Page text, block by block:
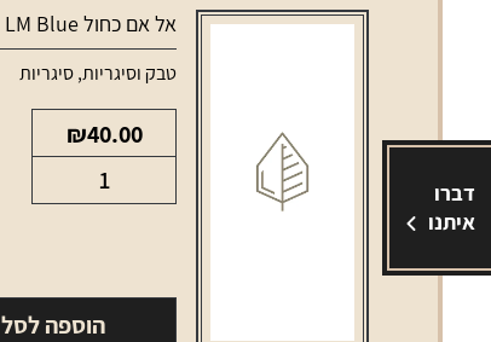
דברו
איתנו
אל אם כחול LM Blue
טבק וסיגריות,סיגריות
₪40.00
של
כחול
הוספה לסל